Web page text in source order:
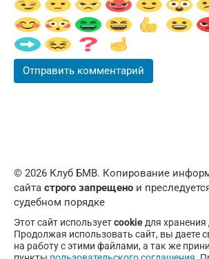
© 2026 Клуб БМВ. Копирование
сайта строго запрещено и
судебном порядке
Этот сайт используетcookieдля
Продолжая использовать сайт, вы даете
на работу с этими файлами, а так же